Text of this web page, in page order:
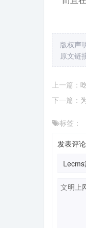
版权声
原文链
上一篇：
下一篇：
标签：
发表评